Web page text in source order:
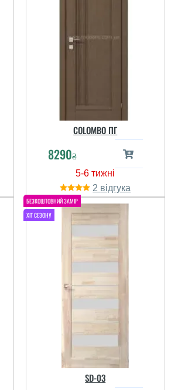
COLOMBO ПГ
8290₴
2
SD-03